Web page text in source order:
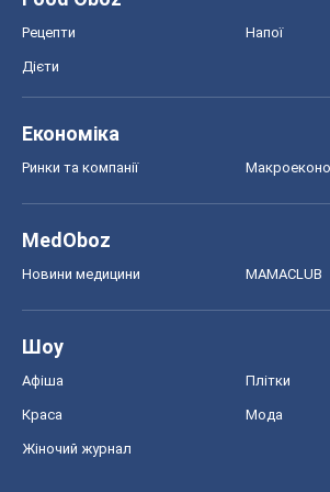
Рецепти Напої
Дієти
Економіка
Ринки та компанії
MedOboz
Новини медицини MAMACLUB
Шоу
Афіша Плітки
Краса Мода
Жіночий журнал